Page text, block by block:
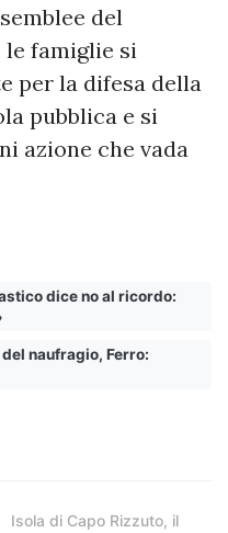
del
le famiglie si
per la difesa della
pubblica e si
azione che vada
dice no al ricordo:
naufragio, Ferro:
Isola di Capo Rizzuto, il